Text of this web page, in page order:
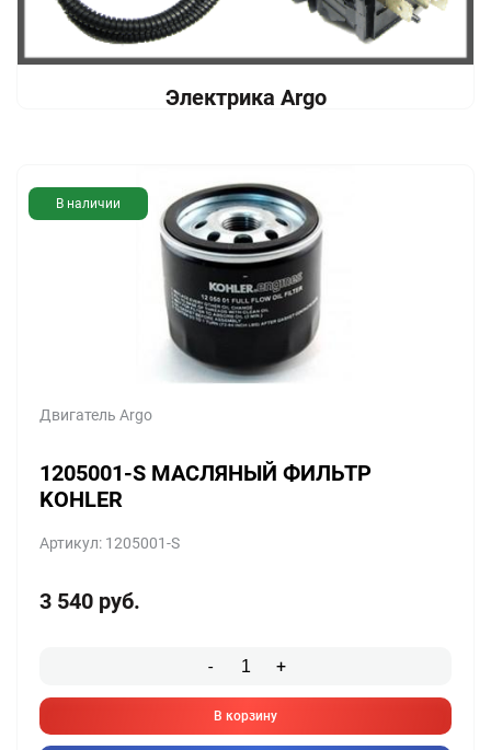
Электрика Argo
В наличии
Двигатель Argo
1205001-S МАСЛЯНЫЙ ФИЛЬТР
KOHLER
Артикул: 1205001-S
3 540 руб.
- +
В корзину